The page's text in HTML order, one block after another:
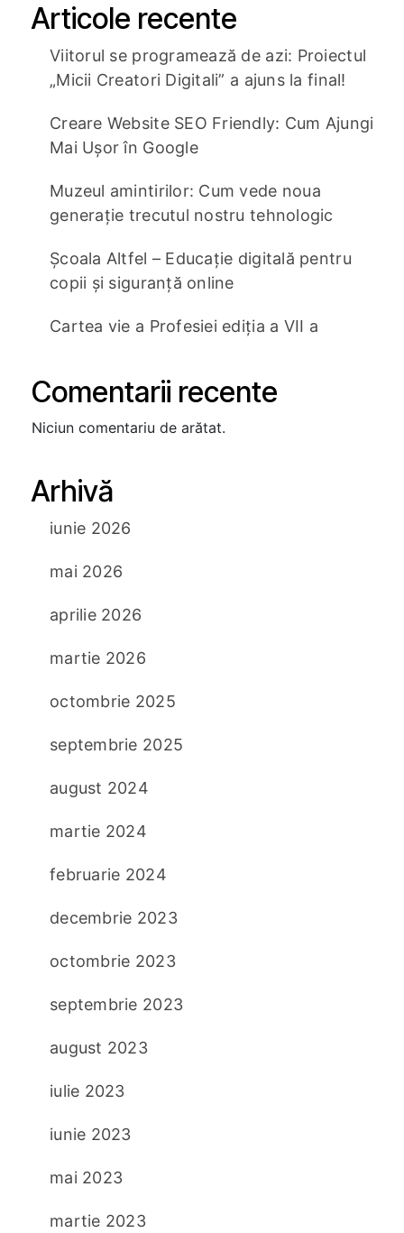
Articole recente
Viitorul se programează de azi: Proiectul
„Micii Creatori Digitali” a ajuns la final!
Creare Website SEO Friendly: Cum Ajungi
Mai Ușor în Google
Muzeul amintirilor: Cum vede noua
generație trecutul nostru tehnologic
Școala Altfel – Educație digitală pentru
copii și siguranță online
Cartea vie a Profesiei ediția a VII a
Comentarii recente
Niciun comentariu de arătat.
Arhivă
iunie 2026
mai 2026
aprilie 2026
martie 2026
octombrie 2025
septembrie 2025
august 2024
martie 2024
februarie 2024
decembrie 2023
octombrie 2023
septembrie 2023
august 2023
iulie 2023
iunie 2023
mai 2023
martie 2023